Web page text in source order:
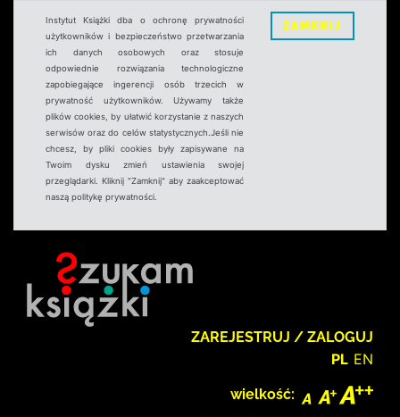
Instytut Książki dba o ochronę prywatności
użytkowników i bezpieczeństwo przetwarzania
ich danych osobowych oraz stosuje
odpowiednie rozwiązania technologiczne
zapobiegające ingerencji osób trzecich w
prywatność użytkowników. Używamy także
plików cookies, by ułatwić korzystanie z naszych
serwisów oraz do celów statystycznych.Jeśli nie
chcesz, by pliki cookies były zapisywane na
Twoim dysku zmień ustawienia swojej
przeglądarki. Kliknij "Zamknij" aby zaakceptować
naszą politykę prywatności.
ZAMKNIJ
ZAREJESTRUJ / ZALOGUJ
PL EN
wielkość: